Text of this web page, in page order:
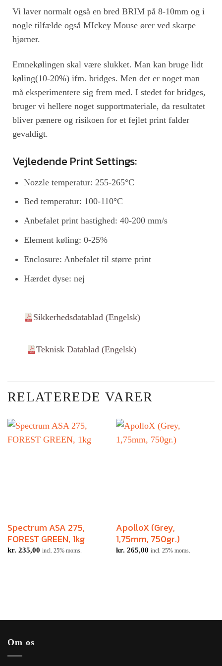
Vi laver normalt også en bred BRIM på 8-10mm og i
nogle tilfælde også MIckey Mouse ører ved skarpe
hjørner.
Emnekølingen skal være slukket. Man kan bruge lidt
køling(10-20%) ifm. bridges. Men det er noget man
må eksperimentere sig frem med. I stedet for bridges,
bruger vi hellere noget supportmateriale, da resultatet
bliver pænere og risikoen for et fejlet print falder
gevaldigt.
Vejledende Print Settings:
Nozzle temperatur: 255-265°C
Bed temperatur: 100-110°C
Anbefalet print hastighed: 40-200 mm/s
Element køling: 0-25%
Enclosure: Anbefalet til større print
Hærdet dyse: nej
Sikkerhedsdatablad (Engelsk)
Teknisk Datablad (Engelsk)
RELATEREDE VARER
Spectrum ASA 275,
FOREST GREEN, 1kg
kr. 235,00 incl. 25% moms.
ApolloX (Grey,
1,75mm, 750gr.)
kr. 265,00 incl. 25% moms.
Om os